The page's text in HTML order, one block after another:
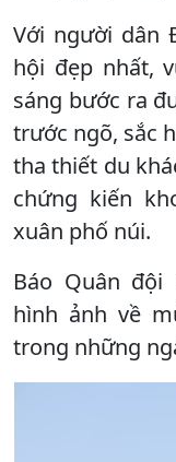
Với người dân
hội đẹp nhất,
sáng bước ra
trước ngõ, sắc
tha thiết du
chứng kiến
xuân phố núi.
Báo Quân
hình ảnh về
trong những